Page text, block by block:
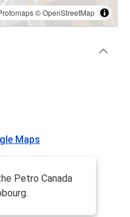
©OpenStreetMap
Maps
Petro Canada